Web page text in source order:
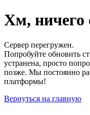
Хм, ничего
Сервер перегружен.
Попробуйте обновить
устранена, просто
позже. Мы постоянно
платформы!
Вернуться на главную